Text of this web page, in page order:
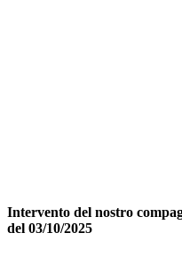
Intervento del nostro
del 03/10/2025